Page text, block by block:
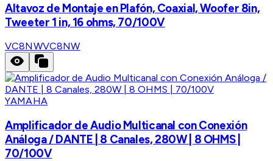
Altavoz de Montaje en Plafón, Coaxial, Woofer 8in,
Tweeter 1 in, 16 ohms, 70/100V
VC8NWVC8NW
YAMAHA
Amplificador de Audio Multicanal con Conexión
Análoga / DANTE | 8 Canales, 280W | 8 OHMS |
70/100V